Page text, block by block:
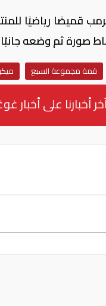
قميصًا رياضيًا
قمة مجموعة السبع
أخبارنا على أخبار